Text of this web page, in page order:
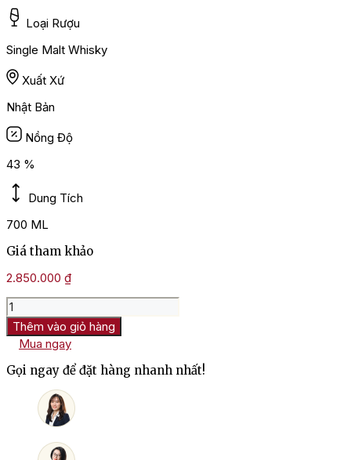
Loại Rượu
Single Malt Whisky
Xuất Xứ
Nhật Bản
Nồng Độ
43 %
Dung Tích
700 ML
Giá tham khảo
2.850.000 ₫
Rượu
Yamazaki
Distiller’s
Reserve
Single
Malt
Japanese
Whisky
Thêm vào giỏ hàng
Mua ngay
Gọi ngay để đặt hàng nhanh nhất!